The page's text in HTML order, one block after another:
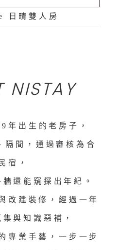
日晴雙人房
NISTAY
出生的老房子，
隔間，通過審核為合
宿，
還能窺探出年紀。
改建裝修，經過一年
與知識惡補，
專業手藝，一步一步